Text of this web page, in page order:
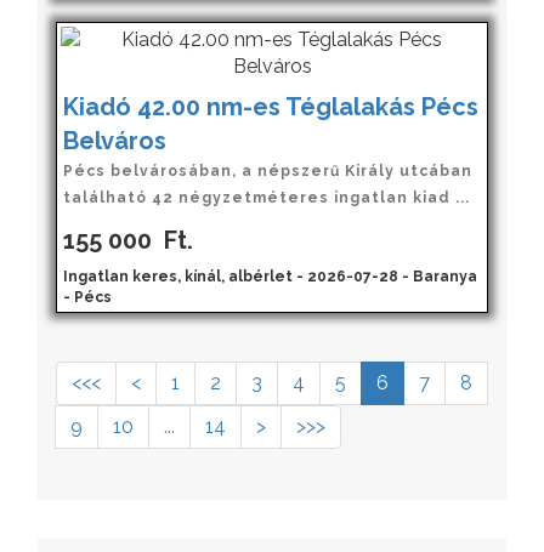
Kiadó 42.00 nm-es Téglalakás Pécs
Belváros
Pécs belvárosában, a népszerű Király utcában
található 42 négyzetméteres ingatlan kiad ...
155 000 Ft.
Ingatlan keres, kínál, albérlet - 2026-07-28 - Baranya
- Pécs
<<< < 1 2 3 4 5 6 7
8
9
10 ... 14 > >>>